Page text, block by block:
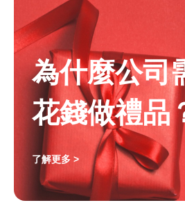
為什麼公司
花錢做禮品
了解更多 >